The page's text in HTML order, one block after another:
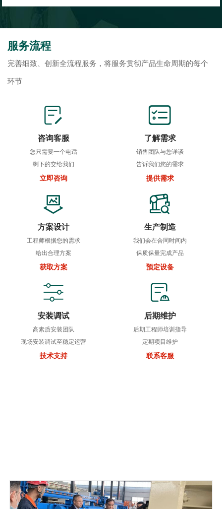
服务流程
完善细致、创新全流程服务，将服务贯彻产品生命周期的每个
环节
咨询客服
您只需要一个电话
剩下的交给我们
立即咨询
了解需求
销售团队与您详谈
告诉我们您的需求
提供需求
方案设计
工程师根据您的需求
给出合理方案
获取方案
生产制造
我们会在合同时间内
保质保量完成产品
预定设备
安装调试
高素质安装团队
现场安装调试至稳定运营
技术支持
后期维护
后期工程师培训指导
定期项目维护
联系客服